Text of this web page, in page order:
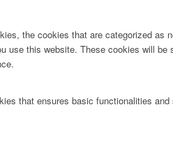
the cookies that are categorized
this website. These cookies will
that ensures basic functionalities